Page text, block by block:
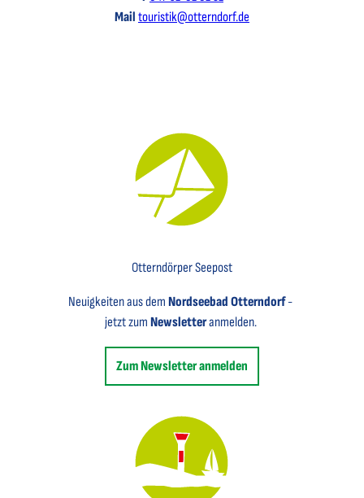
Mail touristik@otterndorf.de
Otterndörper Seepost
Neuigkeiten aus demNordseebad Otterndorf-
jetzt zum Newsletteranmelden.
Zum Newsletter anmelden